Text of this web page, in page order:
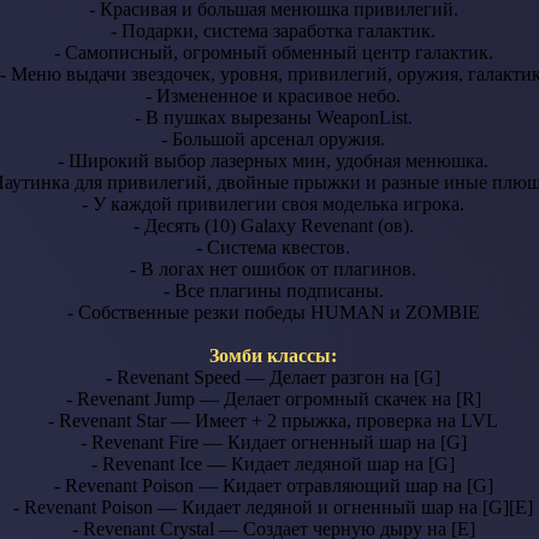
- Красивая и большая менюшка привилегий.
- Подарки, система заработка галактик.
- Самописный, огромный обменный центр галактик.
- Меню выдачи звездочек, уровня, привилегий, оружия,
- Измененное и красивое небо.
- В пушках вырезаны WeaponList.
- Большой арсенал оружия.
- Широкий выбор лазерных мин, удобная менюшка.
для привилегий, двойные прыжки и разные иные
- У каждой привилегии своя моделька игрока.
- Десять (10) Galaxy Revenant (ов).
- Система квестов.
- В логах нет ошибок от плагинов.
- Все плагины подписаны.
- Собственные резки победы HUMAN и ZOMBIE
Зомби классы:
- Revenant Speed — Делает разгон на [G]
- Revenant Jump — Делает огромный скачек на [R]
- Revenant Star — Имеет + 2 прыжка, проверка на LVL
- Revenant Fire — Кидает огненный шар на [G]
- Revenant Ice — Кидает ледяной шар на [G]
- Revenant Poison — Кидает отравляющий шар на [G]
- Revenant Poison — Кидает ледяной и огненный шар на [G][E]
- Revenant Crystal — Создает черную дыру на [E]